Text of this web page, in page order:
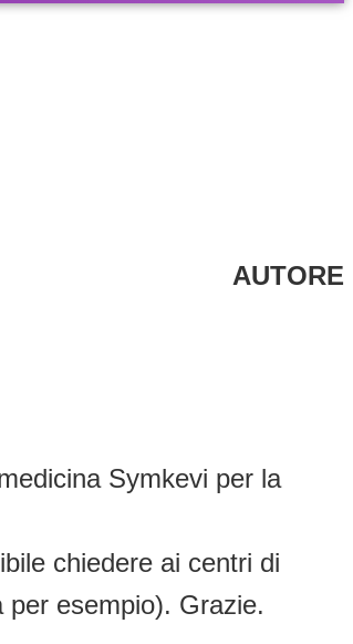
AUTORE
Symkevi per la
chiedere ai centri di
esempio). Grazie.